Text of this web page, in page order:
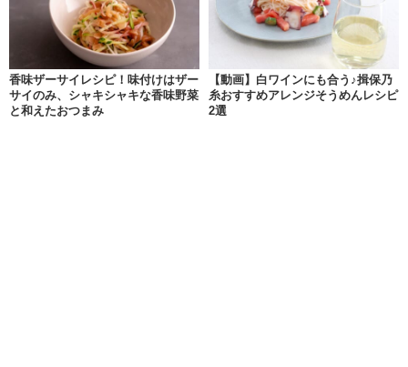
香味ザーサイレシピ！味付けはザー
サイのみ、シャキシャキな香味野菜
と和えたおつまみ
【動画】白ワインにも合う♪揖保乃
糸おすすめアレンジそうめんレシピ
2選